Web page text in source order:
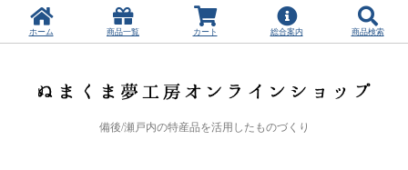
ホーム 商品一覧 カート 総合案内 商品検索
備後/瀬戸内の特産品を活用したものづくり